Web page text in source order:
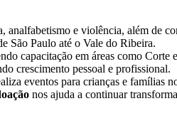
analfabetismo e violência, além de
São Paulo até o Vale do Ribeira.
capacitação em áreas como
crescimento pessoal e profissional.
eventos para crianças e famílias
nos ajuda a continuar